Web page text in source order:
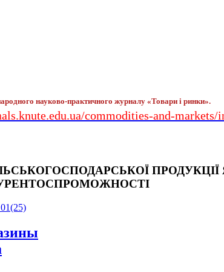
науково-практичного журналу «Товари і ринки».
commodities-and-markets/
ПРОДУКЦІЇ